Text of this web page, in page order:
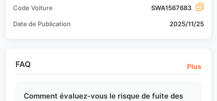
Code Voiture SWA1567683
Date de Publication 2025/11/25
FAQ Plus
Comment évaluez-vous le risque de fuite des